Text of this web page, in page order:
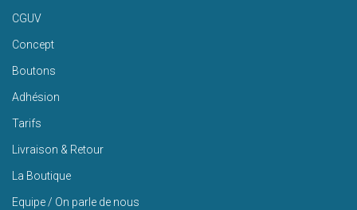
CGUV
Concept
Boutons
Adhésion
Tarifs
Livraison & Retour
La Boutique
Equipe / On parle de nous